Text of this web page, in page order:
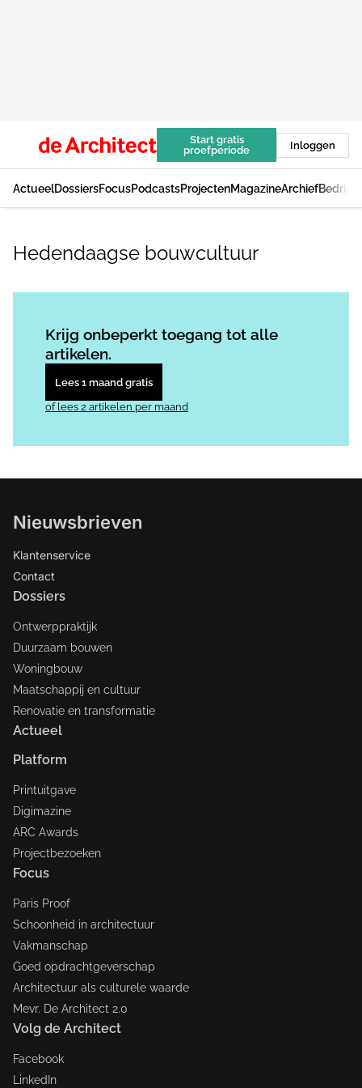
Start gratis
proefperiode
Inloggen
ActueelDossiersFocusPodcastsProjectenMagazineArchief
Hedendaagse bouwcultuur
Krijg onbeperkt toegang tot alle
artikelen.
Lees 1 maand gratis
of lees 2 artikelen per maand
Nieuwsbrieven
Klantenservice
Contact
Dossiers
Ontwerppraktijk
Duurzaam bouwen
Woningbouw
Maatschappij en cultuur
Renovatie en transformatie
Actueel
Platform
Printuitgave
Digimazine
ARC Awards
Projectbezoeken
Focus
Paris Proof
Schoonheid in architectuur
Vakmanschap
Goed opdrachtgeverschap
Architectuur als culturele waarde
Mevr. De Architect 2.0
Volg de Architect
Facebook
LinkedIn